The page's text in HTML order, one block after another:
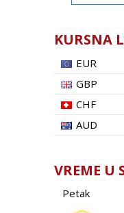
KURSNA
EUR
GBP
CHF
AUD
VREME U
Petak